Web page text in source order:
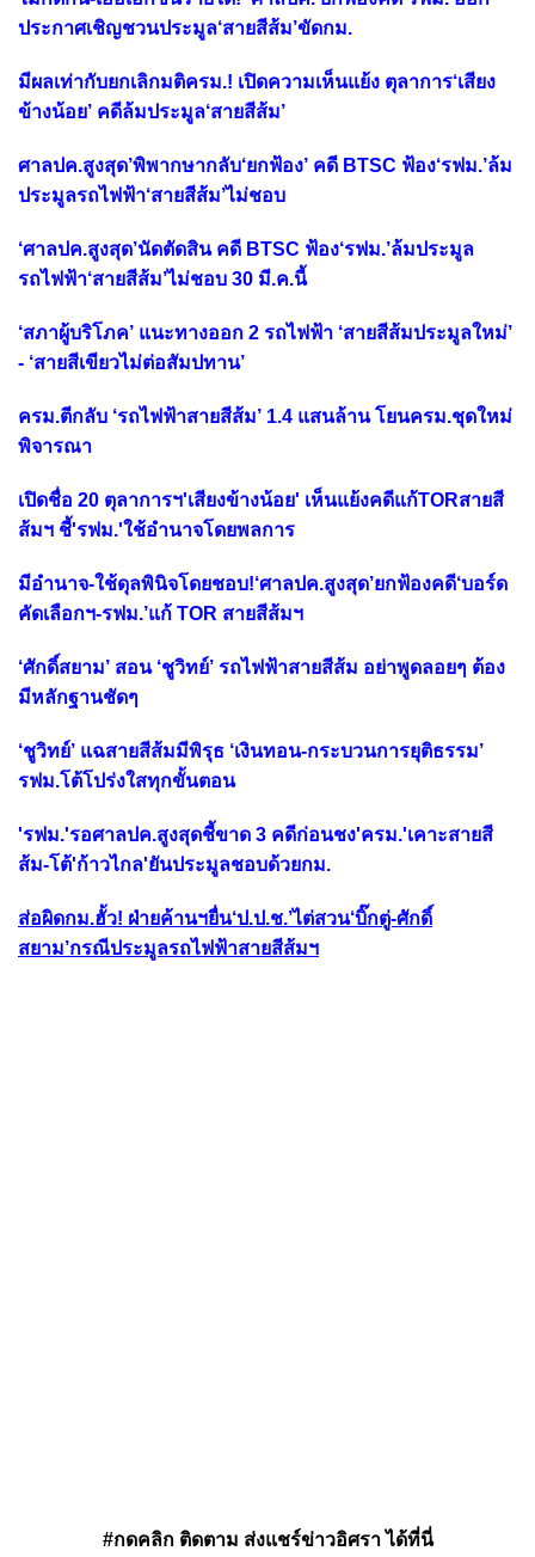
ประกาศเชิญชวนประมูล‘สายสีส้ม’ขัดกม.
มีผลเท่ากับยกเลิกมติครม.! เปิดความเห็นแย้ง ตุลาการ‘เสียง
ข้างน้อย’ คดีล้มประมูล‘สายสีส้ม’
ศาลปค.สูงสุด’พิพากษากลับ‘ยกฟ้อง’ คดี BTSC ฟ้อง‘รฟม.’ล้ม
ประมูลรถไฟฟ้า‘สายสีส้ม’ไม่ชอบ
‘ศาลปค.สูงสุด’นัดตัดสิน คดี BTSC ฟ้อง‘รฟม.’ล้มประมูล
รถไฟฟ้า‘สายสีส้ม’ไม่ชอบ 30 มี.ค.นี้
‘สภาผู้บริโภค’ แนะทางออก 2 รถไฟฟ้า ‘สายสีส้มประมูลใหม่’
- ‘สายสีเขียวไม่ต่อสัมปทาน’
ครม.ตีกลับ ‘รถไฟฟ้าสายสีส้ม’ 1.4 แสนล้าน โยนครม.ชุดใหม่
พิจารณา
เปิดชื่อ 20 ตุลาการฯ'เสียงข้างน้อย' เห็นแย้งคดีแก้TORสายสี
ส้มฯ ชี้'รฟม.'ใช้อำนาจโดยพลการ
มีอำนาจ-ใช้ดุลพินิจโดยชอบ!‘ศาลปค.สูงสุด’ยกฟ้องคดี‘บอร์ด
คัดเลือกฯ-รฟม.’แก้ TOR สายสีส้มฯ
‘ศักดิ์สยาม’ สอน ‘ชูวิทย์’ รถไฟฟ้าสายสีส้ม อย่าพูดลอยๆ ต้อง
มีหลักฐานชัดๆ
‘ชูวิทย์’ แฉสายสีส้มมีพิรุธ ‘เงินทอน-กระบวนการยุติธรรม’
รฟม.โต้โปร่งใสทุกขั้นตอน
'รฟม.'รอศาลปค.สูงสุดชี้ขาด 3 คดีก่อนชง'ครม.'เคาะสายสี
ส้ม-โต้'ก้าวไกล'ยันประมูลชอบด้วยกม.
ส่อผิดกม.ฮั้ว! ฝ่ายค้านฯยื่น‘ป.ป.ช.’ไต่สวน‘บิ๊กตู่-ศักดิ์
สยาม’กรณีประมูลรถไฟฟ้าสายสีส้มฯ
#กดคลิก ติดตาม ส่งแชร์ข่าวอิศรา ได้ที่นี่